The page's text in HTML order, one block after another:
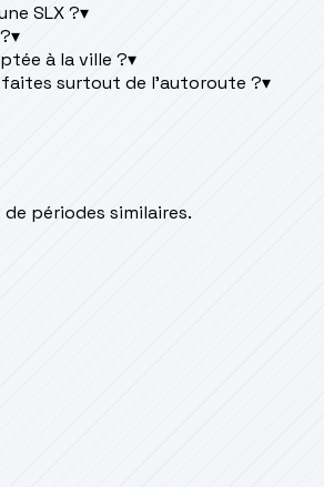
SLX ?▾
▾
à la ville ?▾
faites surtout de l'autoroute ?▾
périodes similaires.